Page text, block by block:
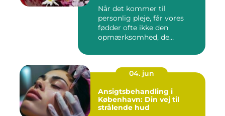
Når det kommer til
personlig pleje, får vores
fødder ofte ikke den
opmærksomhed, de
04. jun
Ansigtsbehandling i
København: Din vej til
strålende hud